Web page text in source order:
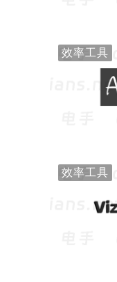
效率工具
效率工具